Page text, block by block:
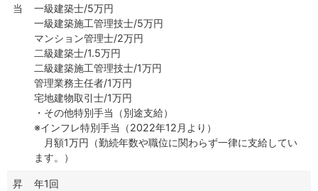
当
一級建築士/5万円
一級建築施工管理技士/5万円
マンション管理士/2万円
二級建築士/1.5万円
二級建築施工管理技士/1万円
管理業務主任者/1万円
宅地建物取引士/1万円
・その他特別手当（別途支給）
※インフレ特別手当（2022年12月より）
月額1万円（勤続年数や職位に関わらず一律に支給してい
ます。）
昇
年1回